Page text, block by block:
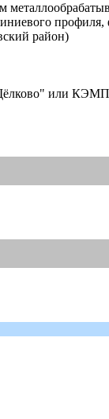
район)
или